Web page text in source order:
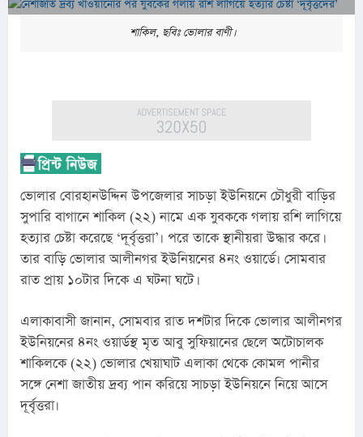
শাকিল, ছবিঃ ভোলার বাণী।
ভোলার বোরহানউদ্দিন উপজেলার সাচড়া ইউনিয়নে চৌধুরী বাড়ির
সুপারি বাগানে শাকিল (২২) নামে এক যুবককে গলায় রশি লাগিয়ে
হত্যার চেষ্টা করেছে ‘দূর্বৃত্তরা’৷ পরে তাকে স্থানীয়রা উদ্ধার করে।
তার বাড়ি ভোলার আলীনগর ইউনিয়নের ৪নং ওয়ার্ডে৷ সোমবার
রাত প্রায় ১০টার দিকে এ ঘটনা ঘটে।
এলাকাবাসী জানান, সোমবার রাত দশটার দিকে ভোলার আলীনগর
ইউনিয়নের ৪নং ওয়ার্ডস্থ মৃত আবু সুফিয়ানের ছেলে অটোচালক
শাকিলকে (২২) ভোলার খেয়াঘাট এলাকা থেকে কোমল পানীর
সঙ্গে নেশা জাতীয় দ্রব্য পান করিয়ে সাচড়া ইউনিয়নে নিয়ে আসে
দূর্বৃত্তরা৷